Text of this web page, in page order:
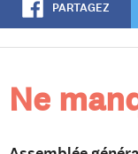
PARTAGEZ
Ne